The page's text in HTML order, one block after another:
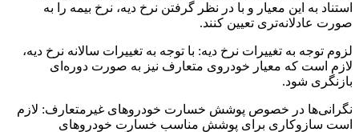
استناد به این معیار و با در نظر گرفتن نرخ دیه، نرخ بیمه را به
صورت عادلانه‌تری تعیین کنند.
لزوم توجه به تغییرات نرخ دیه: با توجه به تغییرات سالانه نرخ دیه،
لازم است که معیار خودروی متعارف نیز به صورت دوره‌ای
بازنگری شود.
نگرانی‌ها در خصوص پوشش خسارت خودروهای غیرمتعارف: لازم
است سازوکاری برای پوشش مناسب خسارت خودروهای